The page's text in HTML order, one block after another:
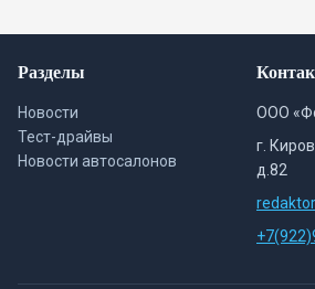
Разделы
Новости
Тест-драйвы
Новости автосалонов
ООО
г.
д.82